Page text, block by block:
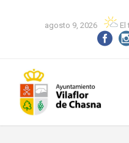
agosto 9, 2026 El